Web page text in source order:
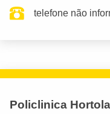
telefone não
Policlinica